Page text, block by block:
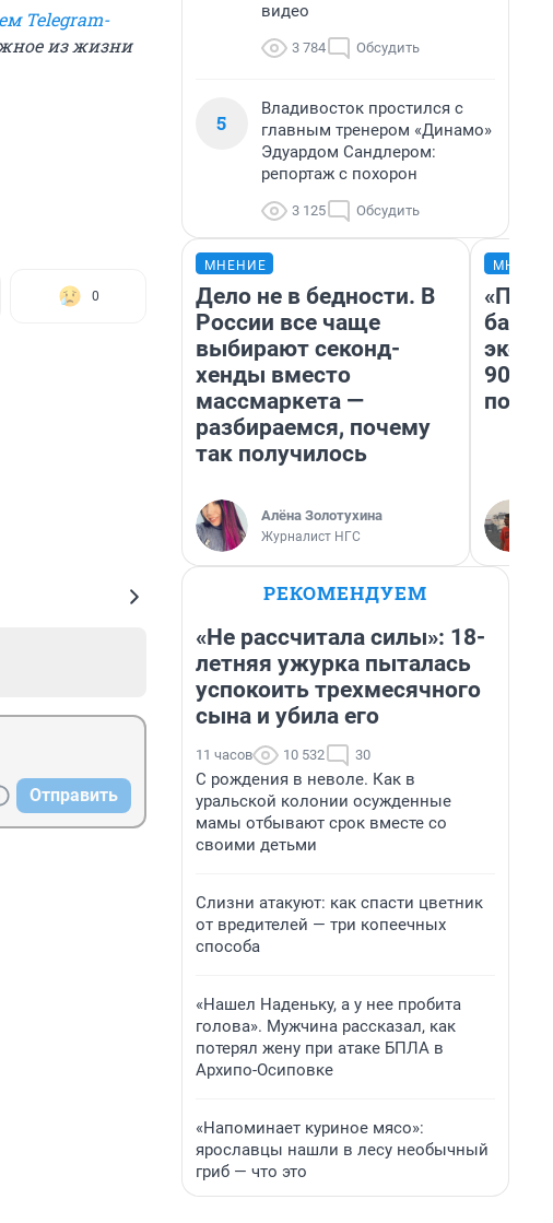
Telegram-
из жизни
0
Отправить
видео
3 784 Обсудить
5
Владивосток простился с
главным тренером «Динамо»
Эдуардом Сандлером:
репортаж с похорон
3 125 Обсудить
МНЕНИЕ
Дело не в бедности. В
России все чаще
выбирают секонд-
хенды вместо
массмаркета —
разбираемся, почему
так получилось
Алёна Золотухина
Журналист НГС
90-х
РЕКОМЕНДУЕМ
«Не рассчитала силы»: 18-
летняя ужурка пыталась
успокоить трехмесячного
сына и убила его
11 часов 10 532 30
С рождения в неволе. Как в
уральской колонии осужденные
мамы отбывают срок вместе со
своими детьми
Слизни атакуют: как спасти цветник
от вредителей — три копеечных
способа
«Нашел Наденьку, а у нее пробита
голова». Мужчина рассказал, как
потерял жену при атаке БПЛА в
Архипо-Осиповке
«Напоминает куриное мясо»:
ярославцы нашли в лесу необычный
гриб — что это